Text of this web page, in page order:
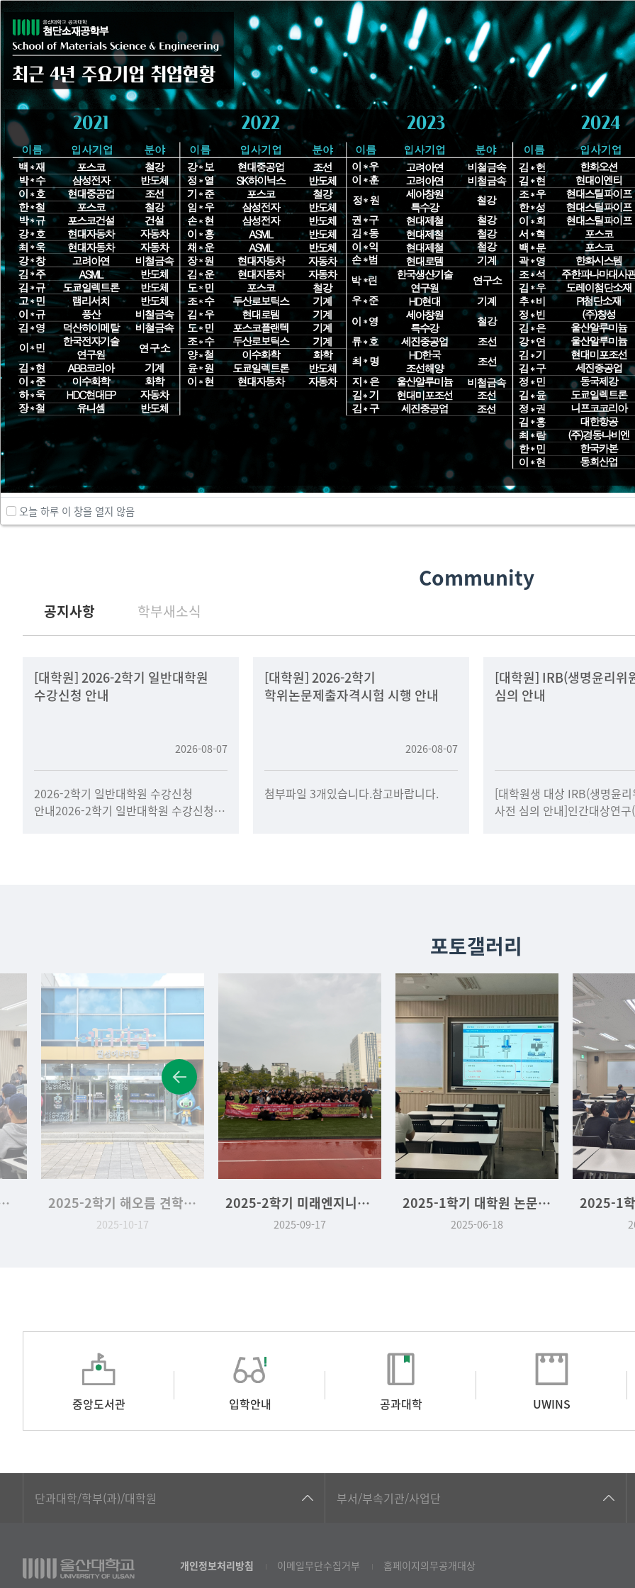
학부소개 학사 개설강좌 연구
오늘 하루 이 창을 열지 않음
Community
공지사항 학부새소식
[대학원] 2026-2학기 일반대학원
수강신청 안내
2026-08-07
2026-2학기 일반대학원 수강신청
안내2026-2학기 일반대학원 수강신청
[대학원] 2026-2학기
학위논문제출자격시험 시행 안내
2026-08-07
첨부파일 3개있습니다.참고바랍니다.
[대학원] IRB(생명윤리위
심의 안내
[대학원생 대상 IRB(생명윤
사전 심의 안내]인간대상연
포토갤러리
정호교수님 (2025.10.30) 2025-2학기 해오름 견학_월성 원자력 & HD현대중공업 (2025.10.17)
2025-10-17
2025-2학기 미래엔지니어링융합대학 체육대회 (2025.09.17)
2025-09-17
2025-1학기 대학원 논문발표대회 (2025.06.18)
2025-06-18
중앙도서관 입학안내 공과대학 UWINS
단과대학/학부(과)/대학원
▷일본어·일본학과
부서/부속기관/사업단
교무처교직팀
개인정보처리방침 이메일무단수집거부 홈페이지의무공개대상